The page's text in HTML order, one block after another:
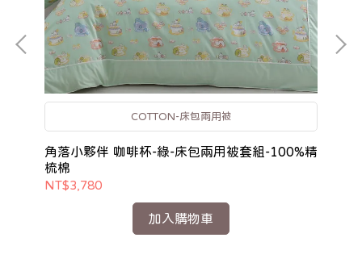
COTTON-床包兩用被
角落小夥伴 咖啡杯-綠-床包兩用被套組-100%精
梳棉
NT$3,780
加入購物車